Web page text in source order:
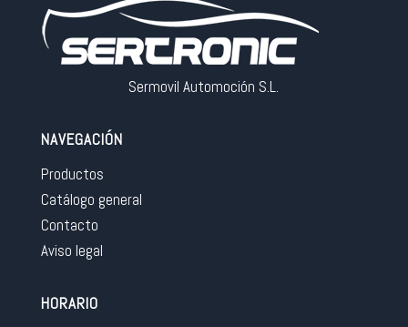
Sermovil Automoción S.L.
NAVEGACIÓN
Productos
Catálogo general
Contacto
Aviso legal
HORARIO